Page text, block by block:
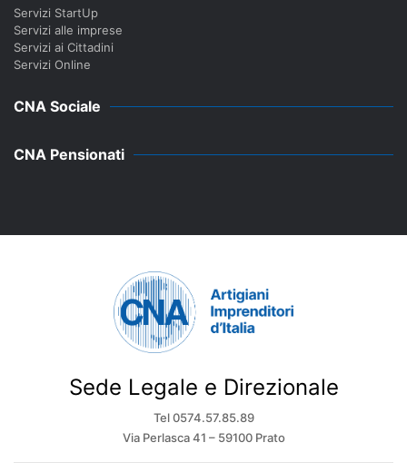
Servizi StartUp
Servizi alle imprese
Servizi ai Cittadini
Servizi Online
CNA Sociale
CNA Pensionati
Sede Legale e Direzionale
Tel 0574.57.85.89
Via Perlasca 41 – 59100 Prato